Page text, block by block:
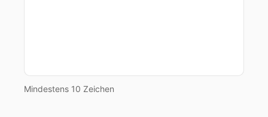
Mindestens 10 Zeichen